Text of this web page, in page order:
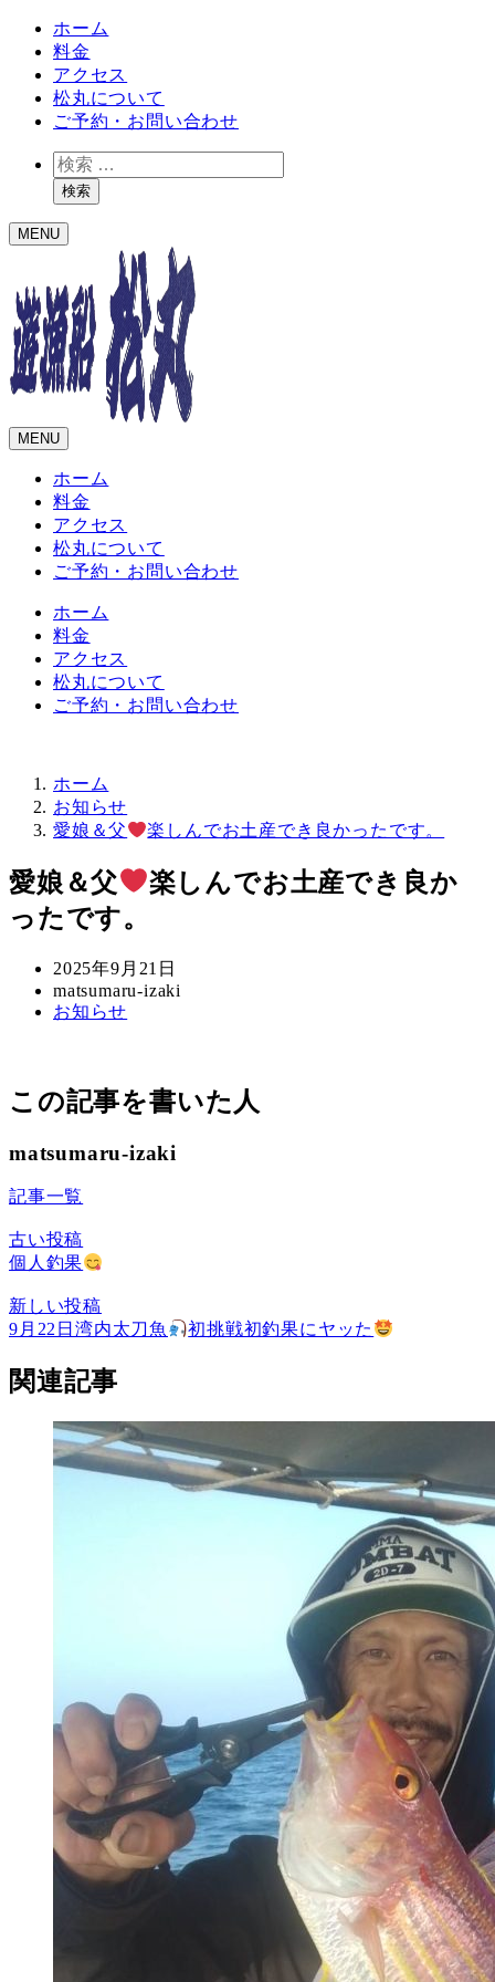
ホーム
料金
アクセス
松丸について
ご予約・お問い合わせ
検
索検索
MENU
MENU
ホーム
料金
アクセス
松丸について
ご予約・お問い合わせ
ホーム
料金
アクセス
松丸について
ご予約・お問い合わせ
ホーム
お知らせ
愛娘＆父
楽しんでお土産でき良かったです。
愛娘＆父
楽しんでお土産でき良か
ったです。
投
稿
日
2025年9月21日
著
者
matsumaru-izaki
カ
ー
お知らせ
この記事を書いた人
matsumaru-izaki
記事一覧
古い投稿
個人釣果
新しい投稿
9月22日湾内太刀魚
初挑戦初釣果にヤッた
関連記事